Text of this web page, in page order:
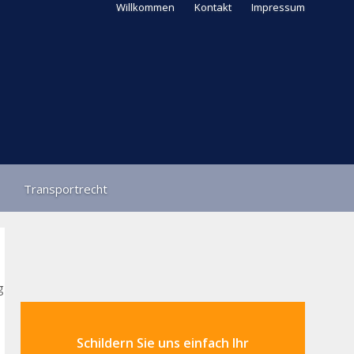
Willkommen Kontakt Impressum
Transportrecht
Schildern Sie uns einfach Ihr